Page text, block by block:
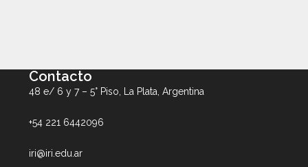
Contacto
48 e/ 6 y 7 – 5° Piso, La Plata, Argentina
+54 221 6442096
iri@iri.edu.ar